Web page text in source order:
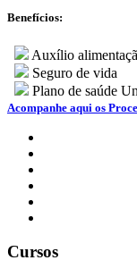
Benefícios:
Auxílio
Seguro de vida
Plano de saúde
Acompanhe aqui os
Cursos